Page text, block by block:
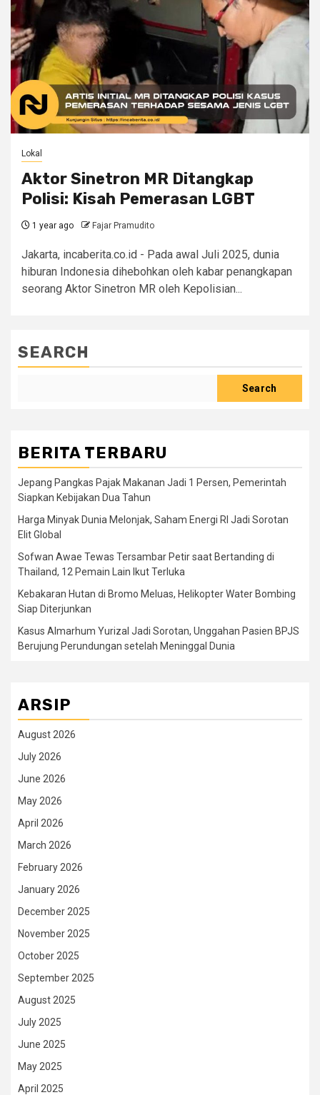
Lokal
Aktor Sinetron MR Ditangkap
Polisi: Kisah Pemerasan LGBT
1 year ago Fajar Pramudito
Jakarta, incaberita.co.id - Pada awal Juli 2025, dunia
hiburan Indonesia dihebohkan oleh kabar penangkapan
seorang Aktor Sinetron MR oleh Kepolisian...
SEARCH
Search
BERITA TERBARU
Jepang Pangkas Pajak Makanan Jadi 1 Persen, Pemerintah
Siapkan Kebijakan Dua Tahun
Harga Minyak Dunia Melonjak, Saham Energi RI Jadi Sorotan
Elit Global
Sofwan Awae Tewas Tersambar Petir saat Bertanding di
Thailand, 12 Pemain Lain Ikut Terluka
Kebakaran Hutan di Bromo Meluas, Helikopter Water Bombing
Siap Diterjunkan
Kasus Almarhum Yurizal Jadi Sorotan, Unggahan Pasien BPJS
Berujung Perundungan setelah Meninggal Dunia
ARSIP
August 2026
July 2026
June 2026
May 2026
April 2026
March 2026
February 2026
January 2026
December 2025
November 2025
October 2025
September 2025
August 2025
July 2025
June 2025
May 2025
April 2025